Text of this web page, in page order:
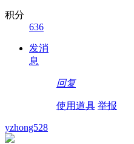
积分
636
发消
息
回复
使用道具 举报
yzhong528